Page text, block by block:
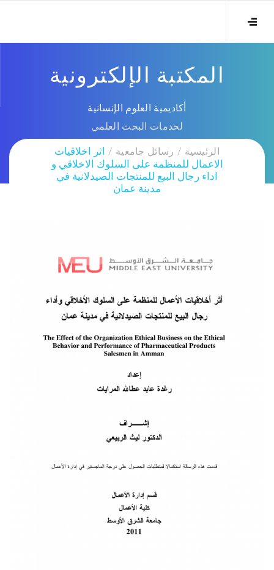
المكتبة الإلكترونية
أكاديمية العلوم الإنسانية
لخدمات البحث العلمي
الرئيسية رسائل جامعية
اثر اخلاقيات
الاعمال للمنظمة على السلوك الاخلاقي و
اداء رجال البيع للمنتجات الصيدلانية في
مدينة عمان